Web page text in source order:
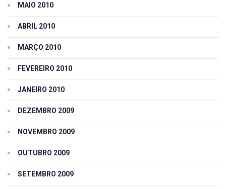
MAIO 2010
ABRIL 2010
MARÇO 2010
FEVEREIRO 2010
JANEIRO 2010
DEZEMBRO 2009
NOVEMBRO 2009
OUTUBRO 2009
SETEMBRO 2009